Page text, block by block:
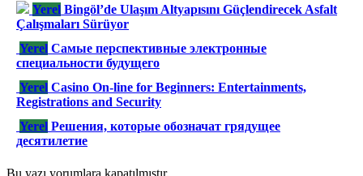
Yerel Bingöl’de Ulaşım Altyapısını Güçlendirecek Asfalt
Çalışmaları Sürüyor
Yerel Самые перспективные электронные
специальности будущего
Yerel Casino On-line for Beginners: Entertainments,
Registrations and Security
Yerel Решения, которые обозначат грядущее
десятилетие